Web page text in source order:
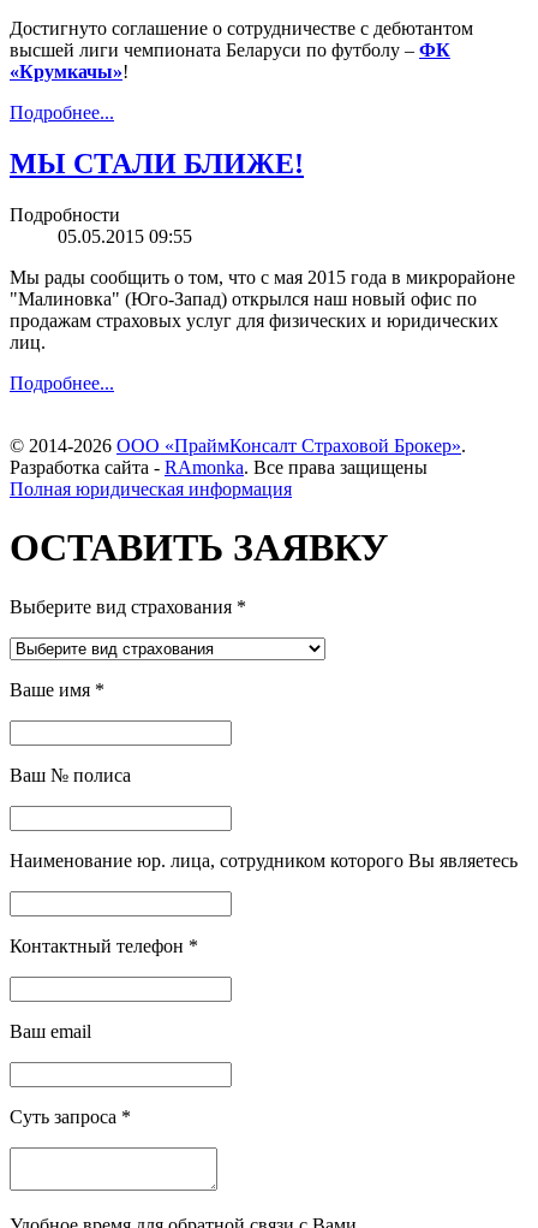
Достигнуто соглашение о сотрудничестве с дебютантом
высшей лиги чемпионата Беларуси по футболу – ФК
«Крумкачы»!
Подробнее...
МЫ СТАЛИ БЛИЖЕ!
Подробности
05.05.2015 09:55
Мы рады сообщить о том, что с мая 2015 года в микрорайоне
"Малиновка" (Юго-Запад) открылся наш новый офис по
продажам страховых услуг для физических и юридических
лиц.
Подробнее...
© 2014-2026 OOO «ПраймКонсалт Страховой Брокер».
Разработка сайта - RAmonka. Все права защищены
Полная юридическая информация
ОСТАВИТЬ ЗАЯВКУ
Выберите вид страхования *
Ваше имя *
Ваш № полиса
Наименование юр. лица, сотрудником которого Вы являетесь
Контактный телефон *
Ваш email
Суть запроса *